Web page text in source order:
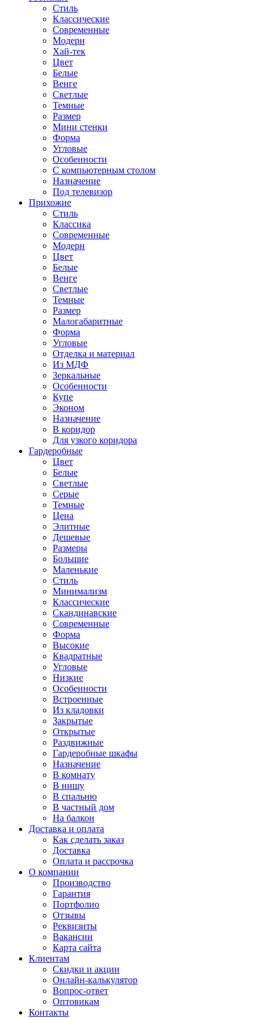
Стиль
Классические
Современные
Модерн
Хай-тек
Цвет
Белые
Венге
Светлые
Темные
Размер
Мини стенки
Форма
Угловые
Особенности
С компьютерным столом
Назначение
Под телевизор
Прихожие
Стиль
Классика
Современные
Модерн
Цвет
Белые
Венге
Светлые
Темные
Размер
Малогабаритные
Форма
Угловые
Отделка и материал
Из МДФ
Зеркальные
Особенности
Купе
Эконом
Назначение
В коридор
Для узкого коридора
Гардеробные
Цвет
Белые
Светлые
Серые
Темные
Цена
Элитные
Дешевые
Размеры
Большие
Маленькие
Стиль
Минимализм
Классические
Скандинавские
Современные
Форма
Высокие
Квадратные
Угловые
Низкие
Особенности
Встроенные
Из кладовки
Закрытые
Открытые
Раздвижные
Гардеробные шкафы
Назначение
В комнату
В нишу
В спальню
В частный дом
На балкон
Доставка и оплата
Как сделать заказ
Доставка
Оплата и рассрочка
О компании
Производство
Гарантия
Портфолио
Отзывы
Реквизиты
Вакансии
Карта сайта
Клиентам
Скидки и акции
Онлайн-калькулятор
Вопрос-ответ
Оптовикам
Контакты